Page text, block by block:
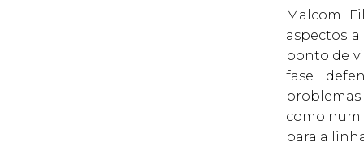
Malcom
aspectos
ponto de
fase
como num
para a